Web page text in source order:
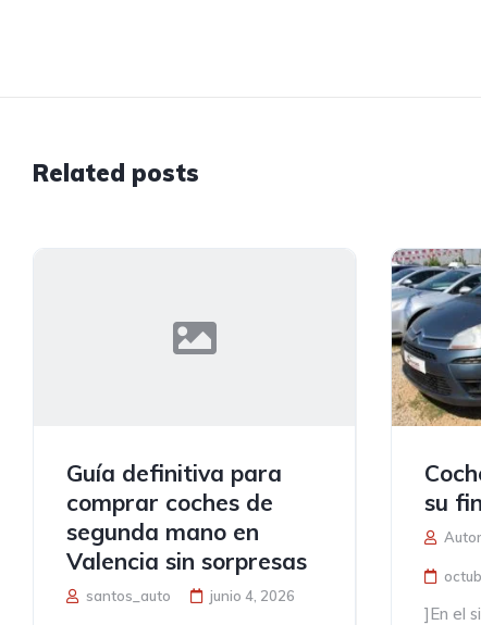
Related posts
Guía definitiva para
comprar coches de
segunda mano en
Valencia sin sorpresas
santos_auto junio 4, 2026
su
]En el